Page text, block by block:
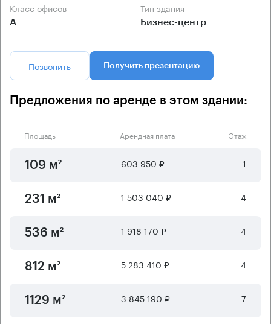
Класс офисов
А
Тип здания
Бизнес-центр
Позвонить Получить презентацию
Предложения по аренде в этом здании:
Площадь Арендная плата Этаж
109 м² 603 950 ₽ 1
231 м² 1 503 040 ₽ 4
536 м² 1 918 170 ₽ 4
812 м² 5 283 410 ₽ 4
1129 м² 3 845 190 ₽ 7